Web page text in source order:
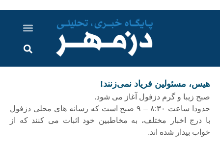
هیس، مسئولین فریاد نمی‌زنند!
صبح زیبا و گرم دزفول آغاز می شود.
حدودا ساعت ۸:۳۰ – ۹ صبح است که رسانه های محلی دزفول
با درج اخبار مختلف، به مخاطبین خود اثبات می کنند که از
خواب بیدار شده اند.